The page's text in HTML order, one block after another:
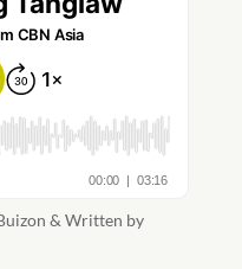
& Written by